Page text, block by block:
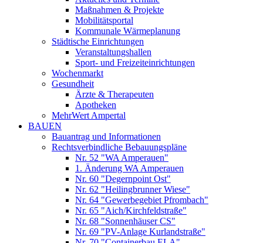
Maßnahmen & Projekte
Mobilitätsportal
Kommunale Wärmeplanung
Städtische Einrichtungen
Veranstaltungshallen
Sport- und Freizeiteinrichtungen
Wochenmarkt
Gesundheit
Ärzte & Therapeuten
Apotheken
MehrWert Ampertal
BAUEN
Bauantrag und Informationen
Rechtsverbindliche Bebauungspläne
Nr. 52 "WA Amperauen"
1. Änderung WA Amperauen
Nr. 60 "Degernpoint Ost"
Nr. 62 "Heilingbrunner Wiese"
Nr. 64 "Gewerbegebiet Pfrombach"
Nr. 65 "Aich/Kirchfeldstraße"
Nr. 68 "Sonnenhäuser CS"
Nr. 69 "PV-Anlage Kurlandstraße"